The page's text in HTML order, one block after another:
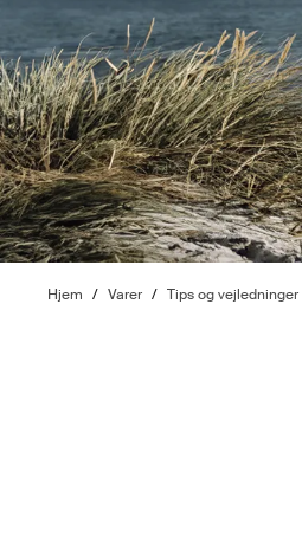
Hjem / Varer / Tips og vejledninger